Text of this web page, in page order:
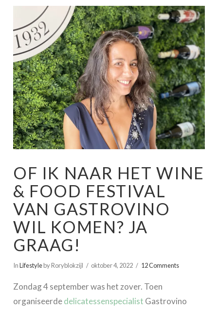
OF IK NAAR HET WINE
& FOOD FESTIVAL
VAN GASTROVINO
WIL KOMEN? JA
GRAAG!
InLifestyleby Roryblokzijl oktober 4, 2022 12 Comments
Zondag 4 september was het zover. Toen
organiseerdedelicatessenspecialist Gastrovino